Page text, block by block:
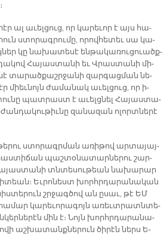
ալ ա­ւել­ցուց, որ կա­րե­ւոր է այս հա­
ստո­րագ­րու­մը, ո­րով­հե­տեւ սա կա­
կը նա­խա­տե­սէ են­թա­կա­ռու­ցուածք­
Հա­յաս­տա­նի եւ Վրաս­տա­նի մի­
տա­րած­քաշր­ջա­նի զար­գաց­ման նե­
միեւ­նոյն ժա­մա­նակ ա­ւել­ցուց, որ ի­
պատ­րաստ է ա­ւելց­նել Հա­յաս­տա­
զա­նա­զան ո­լորտ­նե­րէ
ստո­րագր­ման ա­ռի­թով ար­տա­յայ­
պաշ­տօ­նա­տար­նե­րու շար­
տնտե­սու­թեան նա­խա­րար
Եւ­րո­նեստ խորհր­դա­րա­նա­կան
շրջագ­ծով ան ը­սաւ, թէ ԵՄ
կա­րե­ւո­րա­գոյն ա­ռեւտ­րատն­տե­
մին է։ Նոյն խորհր­դա­րա­նա­
աշ­խա­տանք­նե­րուն ծի­րէն ներս Ե­